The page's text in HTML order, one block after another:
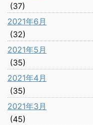
(37)
2021年6月
(32)
2021年5月
(35)
2021年4月
(35)
2021年3月
(45)